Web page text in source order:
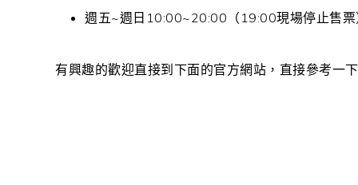
週五~週日10:00~20:00（19:00現場停止售票
有興趣的歡迎直接到下面的官方網站，直接參考一